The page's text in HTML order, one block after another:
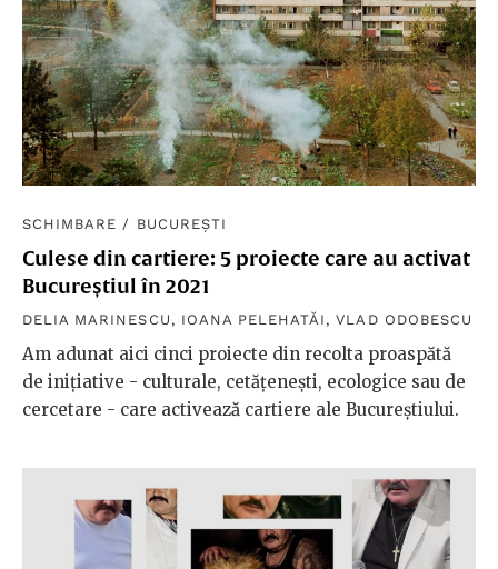
SCHIMBARE / BUCUREȘTI
Culese din cartiere: 5 proiecte care au activat
Bucureștiul în 2021
DELIA MARINESCU , IOANA PELEHATĂI ,VLAD ODOBESCU
Am adunat aici cinci proiecte din recolta proaspătă
de inițiative - culturale, cetățenești, ecologice sau de
cercetare - care activează cartiere ale Bucureștiului.